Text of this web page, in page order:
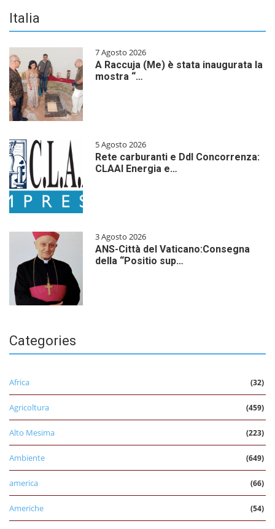
Italia
7 Agosto 2026
A Raccuja (Me) è stata inaugurata la
mostra “…
5 Agosto 2026
Rete carburanti e Ddl Concorrenza:
CLAAI Energia e…
3 Agosto 2026
ANS-Città del Vaticano:Consegna
della “Positio sup…
Categories
Africa (32)
Agricoltura (459)
Alto Mesima (223)
Ambiente (649)
america (66)
Americhe (54)